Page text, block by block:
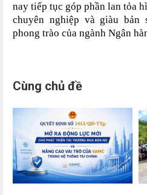
nay tiếp tục góp phần lan tỏa
chuyên nghiệp và giàu bản
phong trào của ngành Ngân
Cùng chủ đề